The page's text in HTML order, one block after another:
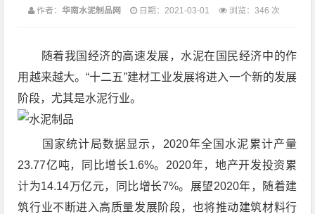
作者： 华南水泥制品网 日期：2021-03-01 浏览： 346 次
随着我国经济的高速发展，水泥在国民经济中的作
用越来越大。“十二五”建材工业发展将进入一个新的发展
阶段，尤其是水泥行业。
国家统计局数据显示，2020年全国水泥累计产量
23.77亿吨，同比增长1.6%。2020年，地产开发投资累
计为14.14万亿元，同比增长7%。展望2020年，随着建
筑行业不断进入高质量发展阶段，也将推动建筑材料行